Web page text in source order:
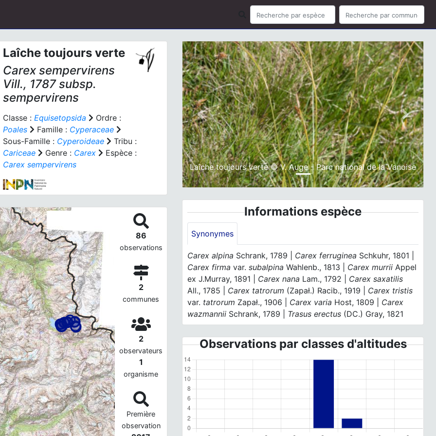
Laîche toujours verte
Carex sempervirens
Vill., 1787 subsp.
sempervirens
Classe : Equisetopsida
Ordre :
Poales
Famille : Cyperaceae
Sous-Famille : Cyperoideae
Tribu :
Cariceae
Genre : Carex
Espèce :
Carex sempervirens
86
observations
2
communes
2
observateurs
1
organisme
Première
observation
Laîche toujours verte © V. Auge - Parc national de la Vanoise
Previous Next
Informations espèce
Synonymes
Carex alpina Schrank, 1789 | Carex ferruginea Schkuhr, 1801 |
Carex firmavar. subalpina Wahlenb., 1813 | Carex murrii Appel
ex J.Murray, 1891 | Carex nana Lam., 1792 | Carex saxatilis
All., 1785 | Carex tatrorum (Zapał.) Racib., 1919 | Carex tristis
var. tatrorum Zapał., 1906 | Carex varia Host, 1809 | Carex
wazmannii Schrank, 1789 | Trasus erectus (DC.) Gray, 1821
Observations par classes d'altitudes